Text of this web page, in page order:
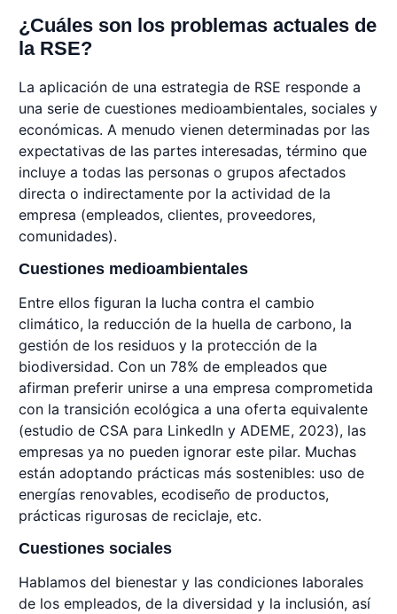
¿Cuáles son los problemas actuales de
la RSE?
La aplicación de una estrategia de RSE responde a
una serie de cuestiones medioambientales, sociales y
económicas. A menudo vienen determinadas por las
expectativas de las partes interesadas, término que
incluye a todas las personas o grupos afectados
directa o indirectamente por la actividad de la
empresa (empleados, clientes, proveedores,
comunidades).
Cuestiones medioambientales
Entre ellos figuran la lucha contra el cambio
climático, la reducción de la huella de carbono, la
gestión de los residuos y la protección de la
biodiversidad. Con un 78% de empleados que
afirman preferir unirse a una empresa comprometida
con la transición ecológica a una oferta equivalente
(estudio de CSA para LinkedIn y ADEME, 2023), las
empresas ya no pueden ignorar este pilar. Muchas
están adoptando prácticas más sostenibles: uso de
energías renovables, ecodiseño de productos,
prácticas rigurosas de reciclaje, etc.
Cuestiones sociales
Hablamos del bienestar y las condiciones laborales
de los empleados, de la diversidad y la inclusión, así